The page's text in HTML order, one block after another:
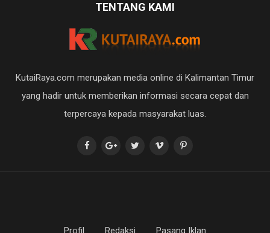
TENTANG KAMI
KutaiRaya.com merupakan media online di Kalimantan Timur
yang hadir untuk memberikan informasi secara cepat dan
terpercaya kepada masyarakat luas.
Profil Redaksi Pasang Iklan